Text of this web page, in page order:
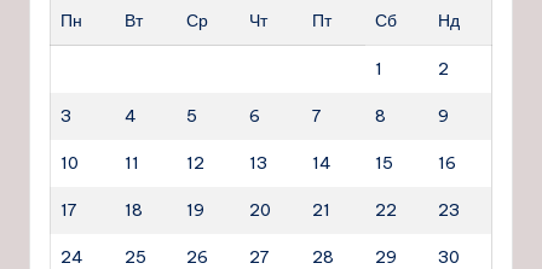
Пн
Вт Ср Чт Пт Сб Нд
1 2
3 4 5 6 7 8 9
10 11 12 13 14 15 16
17 18 19 20 21 22 23
24 25 26 27 28 29 30